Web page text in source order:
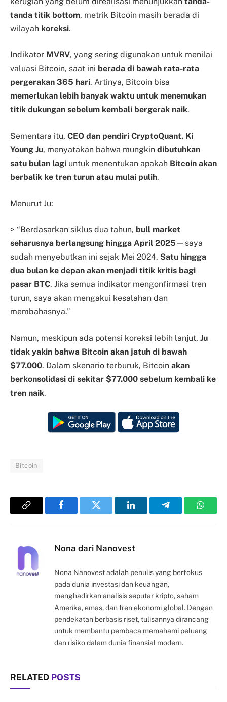
tanda titik bottom, metrik Bitcoin masih berada di
wilayah koreksi.
Indikator MVRV, yang sering digunakan untuk menilai
valuasi Bitcoin, saat ini berada di bawah rata-rata
pergerakan 365 hari. Artinya, Bitcoin bisa
memerlukan lebih banyak waktu untuk menemukan
titik dukungan sebelum kembali bergerak naik.
Sementara itu, CEO dan pendiri CryptoQuant, Ki
Young Ju, menyatakan bahwa mungkin dibutuhkan
satu bulan lagi untuk menentukan apakah Bitcoin akan
berbalik ke tren turun atau mulai pulih.
Menurut Ju:
> “Berdasarkan siklus dua tahun, bull market
seharusnya berlangsung hingga April 2025 —saya
sudah menyebutkan ini sejak Mei 2024. Satu hingga
dua bulan ke depan akan menjadi titik kritis bagi
pasar BTC. Jika semua indikator mengonfirmasi tren
turun, saya akan mengakui kesalahan dan
membahasnya.”
Namun, meskipun ada potensi koreksi lebih lanjut, Ju
tidak yakin bahwa Bitcoin akan jatuh di bawah
$77.000. Dalam skenario terburuk, Bitcoin akan
berkonsolidasi di sekitar $77.000 sebelum kembali ke
tren naik.
Bitcoin
Copy
FacebookTwitter LinkedInTelegram
Nona dari Nanovest
Nona Nanovest adalah penulis yang berfokus
pada dunia investasi dan keuangan,
menghadirkan analisis seputar kripto, saham
Amerika, emas, dan tren ekonomi global. Dengan
pendekatan berbasis riset, tulisannya dirancang
untuk membantu pembaca memahami peluang
dan risiko dalam dunia finansial modern.
RELATED POSTS